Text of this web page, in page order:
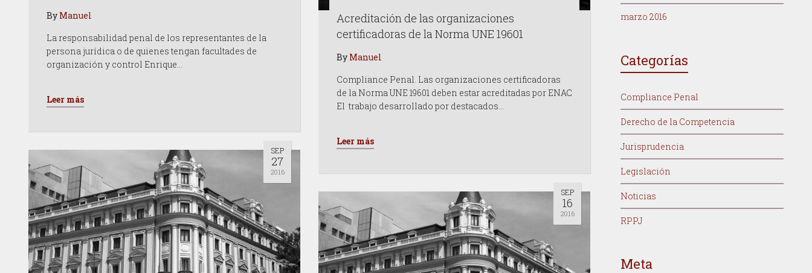
By Manuel
La responsabilidad penal de los representantes de la
persona jurídica o de quienes tengan facultades de
organización y control Enrique…
Leer más
Acreditación de las organizaciones
certificadoras de la Norma UNE 19601
By Manuel
Compliance Penal. Las organizaciones certificadoras
de la Norma UNE 19601 deben estar acreditadas por ENAC
El trabajo desarrollado por destacados…
Leer más
SEP
27
2016
SEP
16
2016
marzo 2016
Categorías
Compliance Penal
Derecho de la Competencia
Jurisprudencia
Legislación
Noticias
RPPJ
Meta